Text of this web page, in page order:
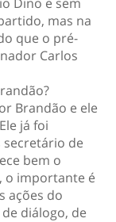
mas na
que o pré-
Carlos
Brandão e ele
já foi
secretário de
bem o
o importante é
ações do
diálogo, de